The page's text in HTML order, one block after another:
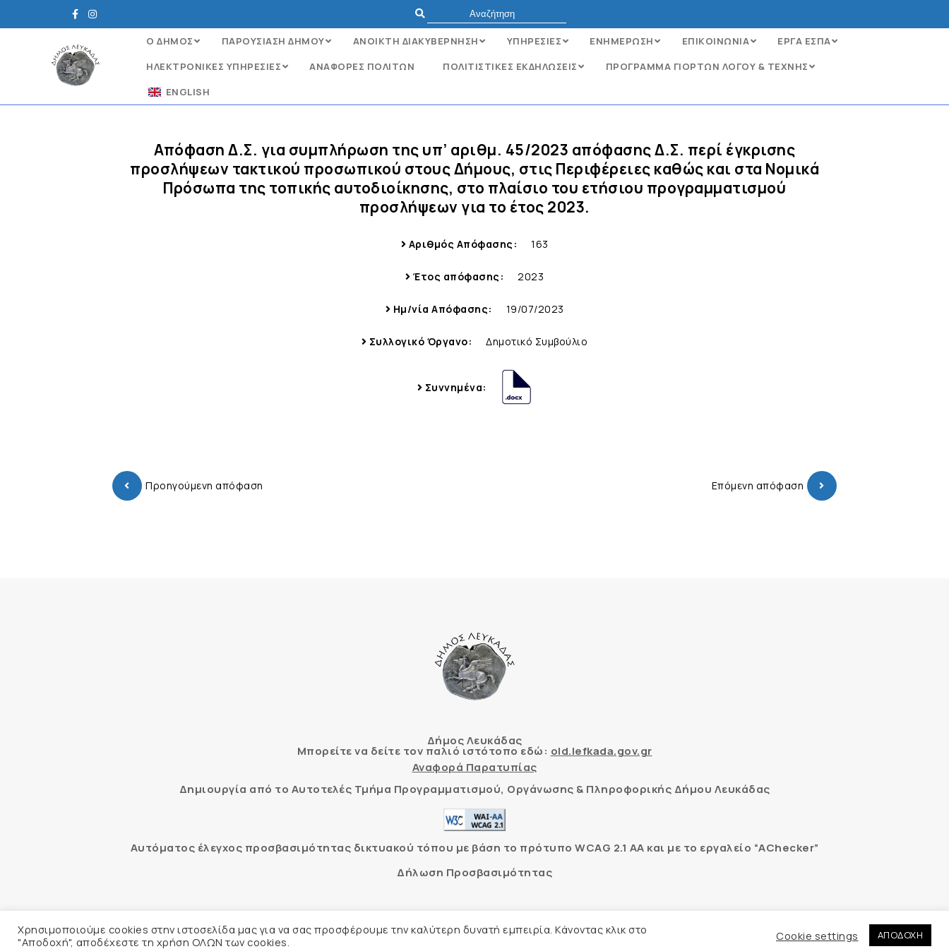
Ο ΔΗΜΟΣ ΠΑΡΟΥΣΙΑΣΗ ΔΗΜΟΥ ΑΝΟΙΚΤΗ ΔΙΑΚΥΒΕΡΝΗΣΗ ΥΠΗΡΕΣΙΕΣ ΕΝΗΜΕΡΩΣΗ ΕΠΙΚΟΙΝΩΝΙΑ
ΕΡΓΑ ΕΣΠΑ
ΗΛΕΚΤΡΟΝΙΚΈΣ ΥΠΗΡΕΣΊΕΣ
ΑΝΑΦΟΡΈΣ ΠΟΛΙΤΏΝ ΠΟΛΙΤΙΣΤΙΚΕΣ ΕΚΔΗΛΩΣΕΙΣ
ΠΡΟΓΡΑΜΜΑ ΓΙΟΡΤΩΝ ΛΟΓΟΥ & ΤΕΧΝΗΣ
ENGLISH
Απόφαση Δ.Σ. για συμπλήρωση της υπ’ αριθμ. 45/2023 απόφασης Δ.Σ. περί έγκρισης
προσλήψεων τακτικού προσωπικού στους Δήμους, στις Περιφέρειες καθώς και στα Νομικά
Πρόσωπα της τοπικής αυτοδιοίκησης, στο πλαίσιο του ετήσιου προγραμματισμού
προσλήψεων για το έτος 2023.
Αριθμός Απόφασης: 163
Έτος απόφασης: 2023
Ημ/νία Απόφασης: 19/07/2023
Συλλογικό Όργανο: Δημοτικό Συμβούλιο
Συννημένα:
Προηγούμενη απόφαση Επόμενη απόφαση
Δήμος Λευκάδας
Μπορείτε να δείτε τον παλιό ιστότοπο εδώ: old.lefkada.gov.gr
Αναφορά Παρατυπίας
Δημιουργία από το Αυτοτελές Τμήμα Προγραμματισμού, Οργάνωσης & Πληροφορικής Δήμου Λευκάδας
Αυτόματος έλεγχος προσβασιμότητας δικτυακού τόπου με βάση το πρότυπο WCAG 2.1 AA και με το εργαλείο “AChecker”
Δήλωση Προσβασιμότητας
Φιλοξενία Ιστοσελίδας Create myWeb
Χρησιμοποιούμε cookies στην ιστοσελίδα μας για να σας προσφέρουμε την καλύτερη δυνατή εμπειρία. Κάνοντας κλικ στο
"Αποδοχή", αποδέχεστε τη χρήση ΟΛΩΝ των cookies.
Cookie settings ΑΠΟΔΟΧΗ